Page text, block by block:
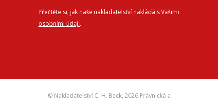
Přečtěte si, jak naše nakladatelství nakládá s Vašimi
osobními údaji.
© Nakladatelství C. H. Beck, 2026 Právnická a